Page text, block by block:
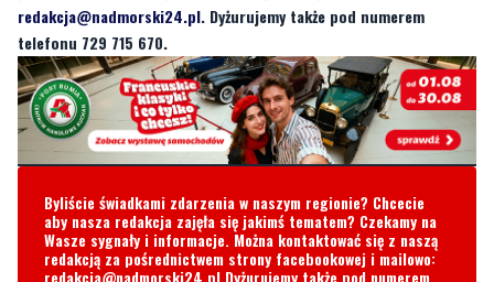
redakcja@nadmorski24.pl. Dyżurujemy także pod numerem
telefonu 729 715 670.
Byliście świadkami zdarzenia w naszym regionie? Chcecie
aby nasza redakcja zajęła się jakimś tematem? Czekamy na
Wasze sygnały i informacje. Można kontaktować się z naszą
redakcją za pośrednictwem strony facebookowej i mailowo: